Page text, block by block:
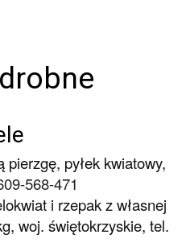
pyłek kwiatowy,
568-471
i rzepak z własnej
woj. świętokrzyskie, tel.